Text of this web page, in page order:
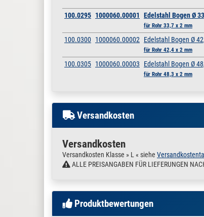
100.0295 1000060.00001 Edelstahl Bogen Ø
für Rohr 33,7 x 2 mm
100.0300 1000060.00002 Edelstahl Bogen Ø
für Rohr 42,4 x 2 mm
100.0305 1000060.00003 Edelstahl Bogen Ø
für Rohr 48,3 x 2 mm
Versandkosten
Versandkosten
Versandkosten Klasse » L « siehe
ALLE PREISANGABEN FÜR LIEFERUNGEN
Produktbewertungen